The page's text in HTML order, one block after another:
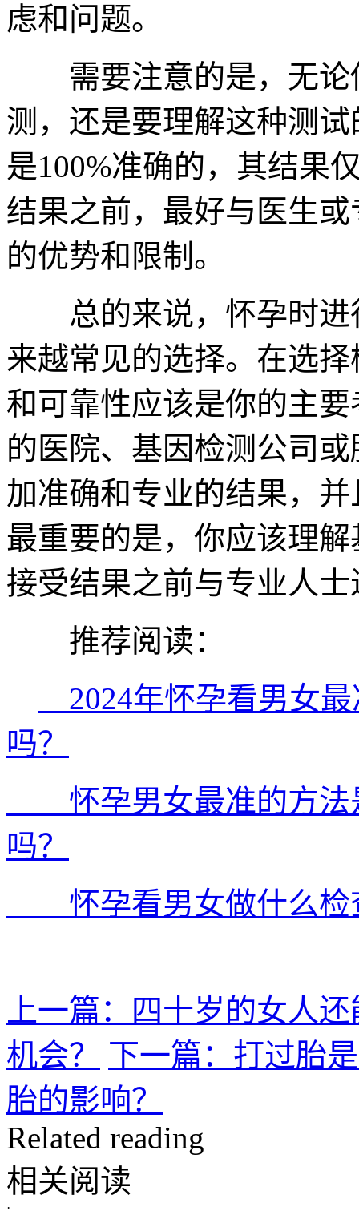
虑和问题。
需要注意的是，无论
测，还是要理解这种测
是100%准确的，其结果
结果之前，最好与医生
的优势和限制。
总的来说，怀孕时进
来越常见的选择。在选
和可靠性应该是你的主
的医院、基因检测公司
加准确和专业的结果，
最重要的是，你应该理
接受结果之前与专业人
推荐阅读：
2024年怀孕看男女
吗？
怀孕男女最准的方法
吗？
怀孕看男女做什么检
上一篇：四十岁的女人
机会？
下一篇：打过胎
胎的影响？
Related reading
相关阅读
·